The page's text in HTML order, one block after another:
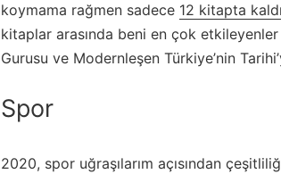
koymama rağmen sadece 12 kitapta
kitaplar arasında beni en çok
Gurusu ve Modernleşen Türkiye’nin
Spor
2020, spor uğraşılarım açısından